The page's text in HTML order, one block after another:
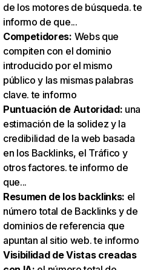
de los motores de búsqueda. te
informo de que...
Competidores: Webs que
compiten con el dominio
introducido por el mismo
público y las mismas palabras
clave. te informo
Puntuación de Autoridad: una
estimación de la solidez y la
credibilidad de la web basada
en los Backlinks, el Tráfico y
otros factores. te informo de
que...
Resumen de los backlinks: el
número total de Backlinks y de
dominios de referencia que
apuntan al sitio web. te informo
Visibilidad de Vistas creadas